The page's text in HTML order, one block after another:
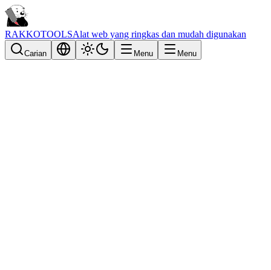
RAKKOTOOLSAlat web yang ringkas dan mudah digunakan
Carian Menu Menu